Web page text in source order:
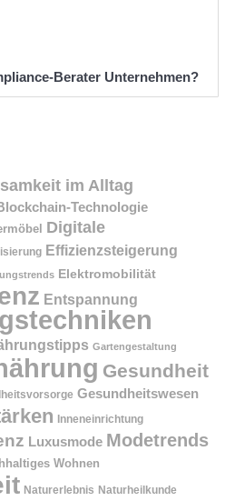
Berater Unternehmen?
im Alltag
Technologie
Digitale
Effizienzsteigerung
Elektromobilität
Entspannung
Gartengestaltung
Gesundheit
Gesundheitswesen
Inneneinrichtung
Luxusmode Modetrends
Wohnen
Naturerlebnis Naturheilkunde